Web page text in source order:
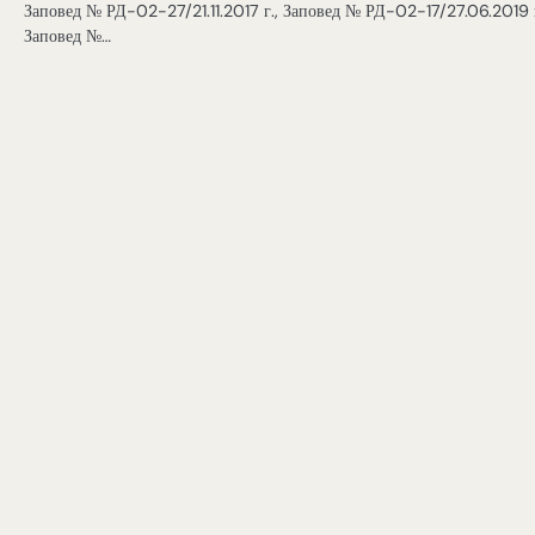
Заповед № РД-02-27/21.11.2017 г., Заповед № РД-02-17/27.06.2019
Заповед №…